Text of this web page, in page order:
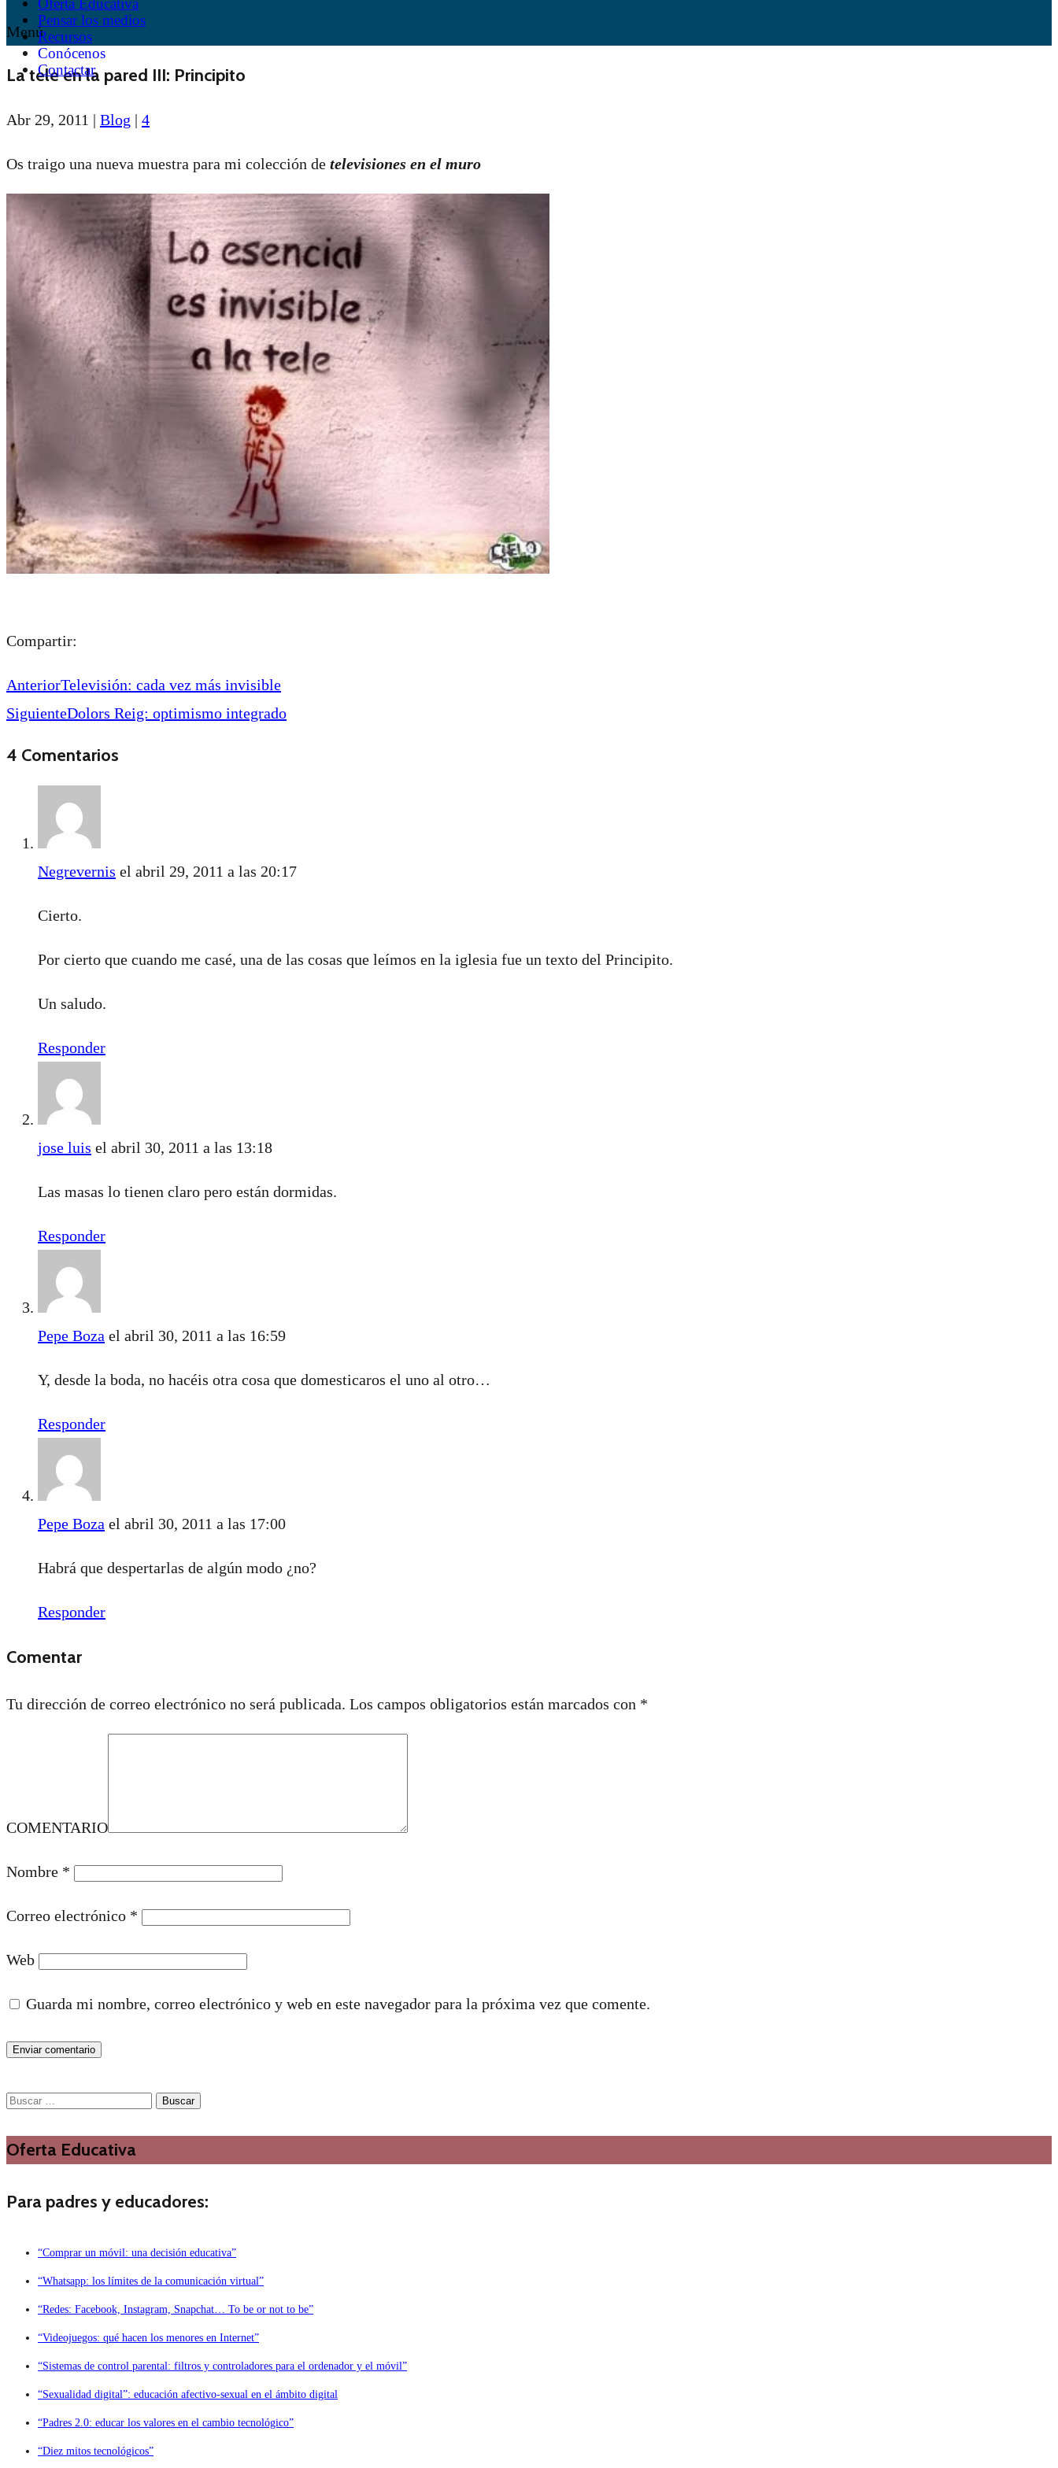
Pensar los medios
Recursos
Conócenos
Contactar
Menú
La tele en la pared III: Principito
Abr 29, 2011 | Blog | 4
Os traigo una nueva muestra para mi colección de televisiones en el muro
Compartir:
AnteriorTelevisión: cada vez más invisible
SiguienteDolors Reig: optimismo integrado
4 Comentarios
Negrevernis el abril 29, 2011 a las 20:17
Cierto.
Por cierto que cuando me casé, una de las cosas que leímos en la iglesia fue un texto del Principito.
Un saludo.
Responder
jose luis el abril 30, 2011 a las 13:18
Las masas lo tienen claro pero están dormidas.
Responder
Pepe Boza el abril 30, 2011 a las 16:59
Y, desde la boda, no hacéis otra cosa que domesticaros el uno al otro…
Responder
Pepe Boza el abril 30, 2011 a las 17:00
Habrá que despertarlas de algún modo ¿no?
Responder
Comentar
Tu dirección de correo electrónico no será publicada. Los campos obligatorios están marcados con *
COMENTARIO
Nombre *
Correo electrónico *
Web
Guarda mi nombre, correo electrónico y web en este navegador para la próxima vez que comente.
Buscar:
Oferta Educativa
Para padres y educadores:
“Comprar un móvil: una decisión educativa”
“Whatsapp: los límites de la comunicación virtual”
“Redes: Facebook, Instagram, Snapchat… To be or not to be”
“Videojuegos: qué hacen los menores en Internet”
“Sistemas de control parental: filtros y controladores para el ordenador y el móvil”
“Sexualidad digital”: educación afectivo-sexual en el ámbito digital
“Padres 2.0: educar los valores en el cambio tecnológico”
“Diez mitos tecnológicos”